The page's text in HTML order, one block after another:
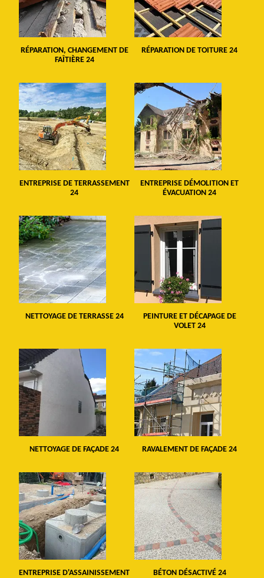
RÉPARATION, CHANGEMENT DE
FAÎTIÈRE 24
RÉPARATION DE TOITURE 24
ENTREPRISE DE TERRASSEMENT
24
ENTREPRISE DÉMOLITION ET
ÉVACUATION 24
NETTOYAGE DE TERRASSE 24
PEINTURE ET DÉCAPAGE DE
VOLET 24
NETTOYAGE DE FAÇADE 24 RAVALEMENT DE FAÇADE 24
ENTREPRISE D'ASSAINISSEMENT BÉTON DÉSACTIVÉ 24